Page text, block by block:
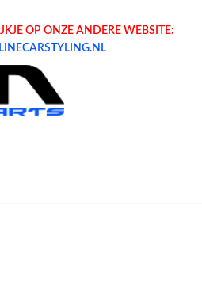
OP ONZE ANDERE WEBSITE: